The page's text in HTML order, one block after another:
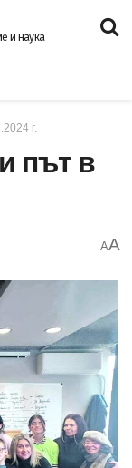
и наука
г.
път в
AA